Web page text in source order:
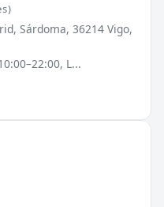
Sárdoma, 36214 Vigo,
L...